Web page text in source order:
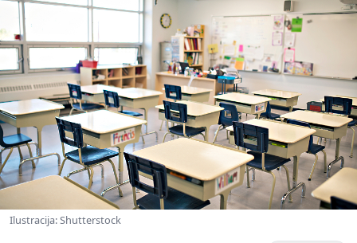
Ilustracija: Shutterstock